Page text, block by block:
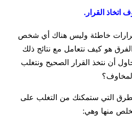
القرار.
قرارات خاطئة وليس هناك أي شخص
هو كيف نتعامل مع نتائج ذلك
أن نتخذ القرار الصحيح ونتغلب
التي ستمكنك من التغلب على
منها وهي: